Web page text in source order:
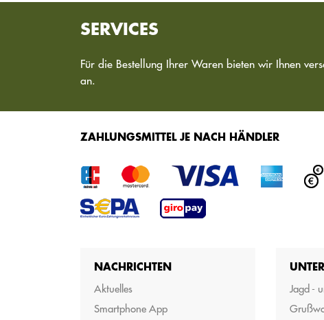
SERVICES
Für die Bestellung Ihrer Waren bieten wir Ihnen
an.
ZAHLUNGSMITTEL JE NACH HÄNDLER
NACHRICHTEN
Aktuelles
Smartphone App
Jagd -